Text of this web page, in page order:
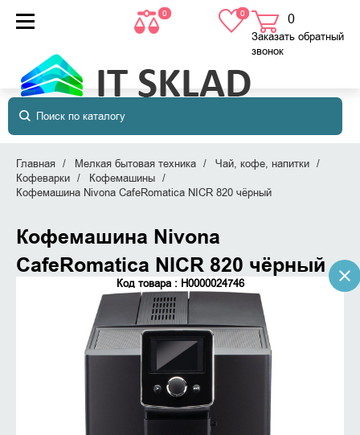
0 0 0
в корзине
Заказать обратный
звонок
Главная Мелкая бытовая техника
Чай, кофе, напитки
Кофеварки
Кофемашины
Кофемашина Nivona CafeRomatica NICR 820 чёрный
Кофемашина Nivona
CafeRomatica NICR 820 чёрный
Код товара : Н0000024746